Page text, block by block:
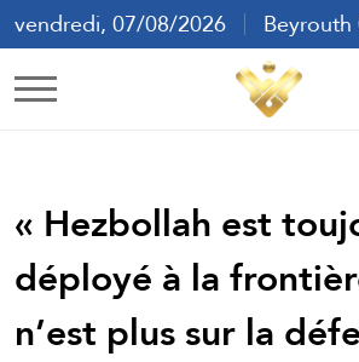
vendredi, 07/08/2026
ع
« Hezbollah est
déployé à la
n’est plus sur la